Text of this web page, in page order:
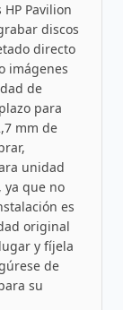
Pavilion
discos
directo
imágenes
de
para
mm de
unidad
ya que no
es
original
y fíjela
de
su